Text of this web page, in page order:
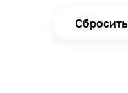
Сбросить